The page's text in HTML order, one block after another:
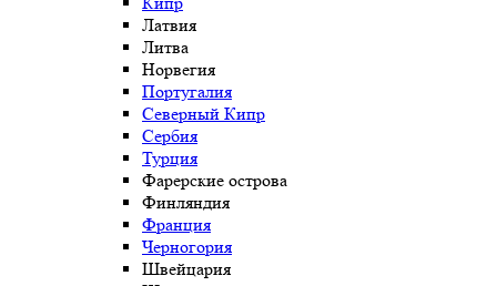
Латвия
Литва
Норвегия
Португалия
Северный Кипр
Сербия
Турция
Фарерские острова
Финляндия
Франция
Черногория
Швейцария